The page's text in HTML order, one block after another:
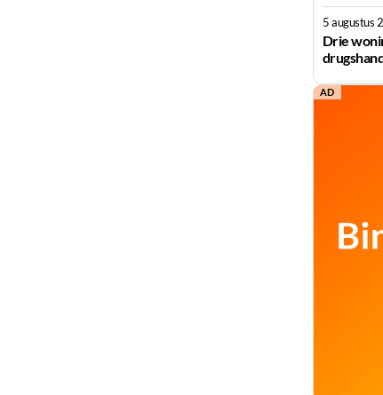
5 augustus
Drie
AD